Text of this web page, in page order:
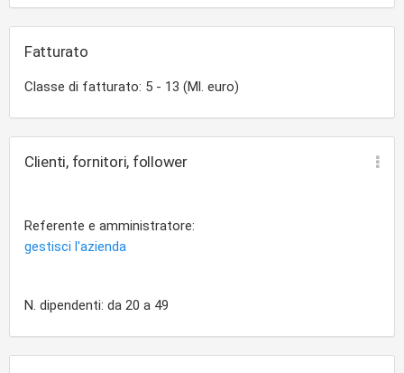
Fatturato
Classe di fatturato: 5 - 13 (Ml. euro)
Clienti, fornitori, follower
Referente e amministratore:
gestisci l'azienda
N. dipendenti: da 20 a 49